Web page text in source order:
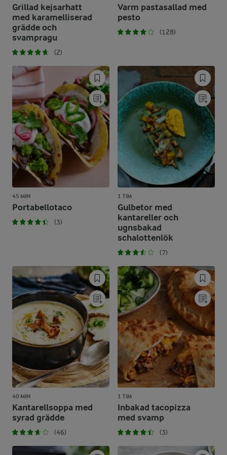
Grillad kejsarhatt
med karamelliserad
grädde och
svampragu
(2)
Varm pastasallad med
pesto
(128)
45 MIN
Portabellotaco
(3)
1 TIM
Gulbetor med
kantareller och
ugnsbakad
schalottenlök
(7)
40 MIN
Kantarellsoppa med
syrad grädde
(46)
1 TIM
Inbakad tacopizza
med svamp
(3)